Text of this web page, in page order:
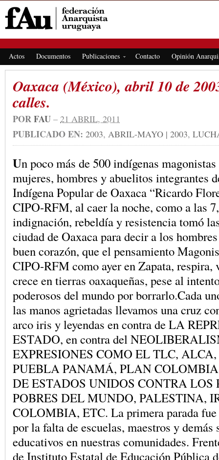
Actos Documentos Publicaciones Contacto Opinión
Oaxaca (México), abril 10 de
calles.
PORFAU – 21 ABRIL, 2011
PUBLICADO EN: 2003, ABRIL-MAYO | 2003,
Un poco más de 500 indígenas
mujeres, hombres y abuelitos integrantes
Indígena Popular de Oaxaca “Ricardo
CIPO-RFM, al caer la noche, como a las
indignación, rebeldía y resistencia tomó
ciudad de Oaxaca para decir a los
buen corazón, que el pensamiento
CIPO-RFM como ayer en Zapata, respira,
crece en tierras oaxaqueñas, pese al
poderosos del mundo por borrarlo.Cada
las manos agrietadas llevamos una cruz
arco iris y leyendas en contra de LA
ESTADO, en contra del
EXPRESIONES COMO EL TLC,
PUEBLA PANAMÁ, PLAN
DE ESTADOS UNIDOS CONTRA LOS
POBRES DEL MUNDO, PALESTINA,
COLOMBIA, ETC. La primera parada fue
por la falta de escuelas, maestros y demás
educativos en nuestras comunidades.
de Instituto Estatal de Educación Pública